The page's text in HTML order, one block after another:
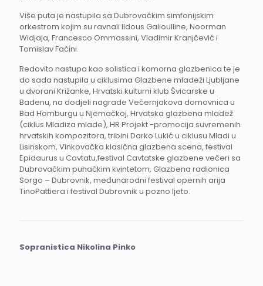
Više puta je nastupila sa Dubrovačkim simfonijskim
orkestrom kojim su ravnali Ildous Galioulline, Noorman
Widjaja, Francesco Ommassini, Vladimir Kranjčević i
Tomislav Fačini.
Redovito nastupa kao solistica i komorna glazbenica te je
do sada nastupila u ciklusima Glazbene mladeži Ljubljane
u dvorani Križanke, Hrvatski kulturni klub Švicarske u
Badenu, na dodjeli nagrade Večernjakova domovnica u
Bad Homburgu u Njemačkoj, Hrvatska glazbena mladež
(ciklus Mladiza mlade), HR Projekt -promocija suvremenih
hrvatskih kompozitora, tribini Darko Lukić u ciklusu Mladi u
Lisinskom, Vinkovačka klasična glazbena scena, festival
Epidaurus u Cavtatu,festival Cavtatske glazbene večeri sa
Dubrovačkim puhačkim kvintetom, Glazbena radionica
Sorgo – Dubrovnik, međunarodni festival opernih arija
TinoPattiera i festival Dubrovnik u pozno ljeto.
Sopranistica Nikolina Pinko